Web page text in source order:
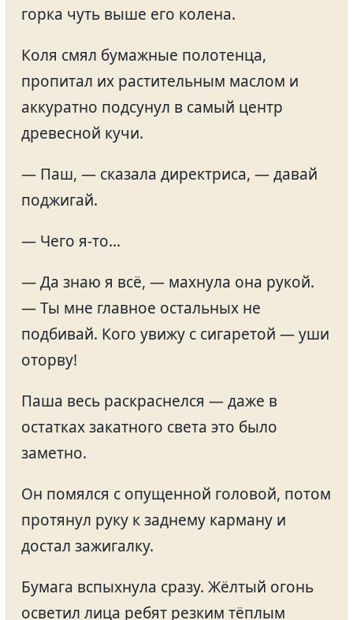
горка чуть выше его колена.
Коля смял бумажные полотенца,
пропитал их растительным маслом и
аккуратно подсунул в самый центр
древесной кучи.
— Паш, — сказала директриса, — давай
поджигай.
— Чего я-то…
— Да знаю я всё, — махнула она рукой.
— Ты мне главное остальных не
подбивай. Кого увижу с сигаретой — уши
оторву!
Паша весь раскраснелся — даже в
остатках закатного света это было
заметно.
Он помялся с опущенной головой, потом
протянул руку к заднему карману и
достал зажигалку.
Бумага вспыхнула сразу. Жёлтый огонь
осветил лица ребят резким тёплым